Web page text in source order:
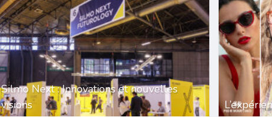
Silmo Next : Innovations et nouvelles
visions